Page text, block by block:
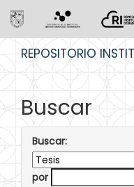
REPOSITORIO
Buscar
Buscar:
por